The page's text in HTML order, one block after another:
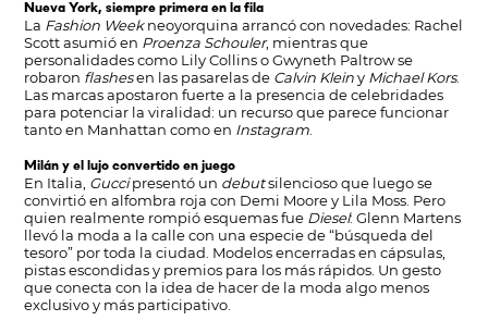
Nueva York, siempre primera en la fila
La Fashion Weekneoyorquina arrancó con novedades: Rachel
Scott asumió en Proenza Schouler, mientras que
personalidades como Lily Collins o Gwyneth Paltrow se
robaron flashesen las pasarelas de Calvin Kleiny Michael Kors.
Las marcas apostaron fuerte a la presencia de celebridades
para potenciar la viralidad: un recurso que parece funcionar
tanto en Manhattan como en Instagram
Milán y el lujo convertido en juego
En Italia, Guccipresentó un debutsilencioso que luego se
convirtió en alfombra roja con Demi Moore y Lila Moss. Pero
quien realmente rompió esquemas fue Diesel: Glenn Martens
llevó la moda a la calle con una especie de “búsqueda del
tesoro” por toda la ciudad. Modelos encerradas en cápsulas,
pistas escondidas y premios para los más rápidos. Un gesto
que conecta con la idea de hacer de la moda algo menos
exclusivo y más participativo.